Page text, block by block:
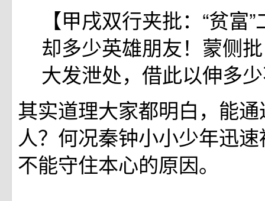
【甲戌双行夹批：“贫富
却多少英雄朋友！蒙侧
大发泄处，借此以伸多
其实道理大家都明白，能
人？何况秦钟小小少年迅
不能守住本心的原因。